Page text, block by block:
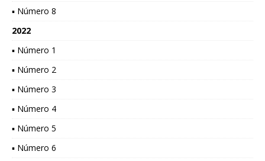
▪ Número 8
2022
▪ Número 1
▪ Número 2
▪ Número 3
▪ Número 4
▪ Número 5
▪ Número 6